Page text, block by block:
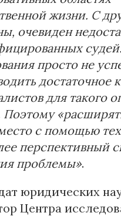
жизни. С
очевиден
просто не
достаточное
для такого
Поэтому
с помощью
перспективный
проблемы».
юридических
Центра